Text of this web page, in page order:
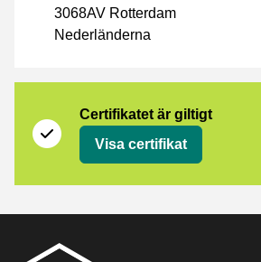
3068AV Rotterdam
Nederländerna
Certifikatet är giltigt
Visa certifikat